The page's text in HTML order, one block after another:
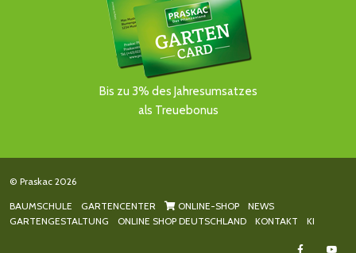
Bis zu 3% des Jahresumsatzes
als Treuebonus
© Praskac 2026
BAUMSCHULE GARTENCENTER ONLINE-SHOP
NEWS
GARTENGESTALTUNG
ONLINE SHOP DEUTSCHLAND KONTAKT KI